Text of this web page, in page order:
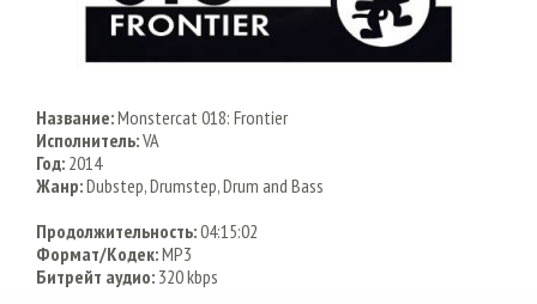
Название:Monstercat 018: Frontier
Исполнитель:VA
Год: 2014
Жанр:Dubstep, Drumstep, Drum and Bass
Продолжительность:04:15:02
Формат/Кодек:MP3
Битрейт аудио: 320 kbps